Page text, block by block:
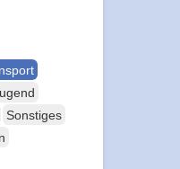
Sonstiges